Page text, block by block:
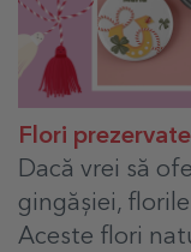
Flori
Dacă vrei să
gingășiei,
Aceste flori